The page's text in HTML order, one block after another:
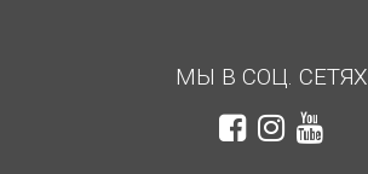
МЫ В СОЦ. СЕТЯХ